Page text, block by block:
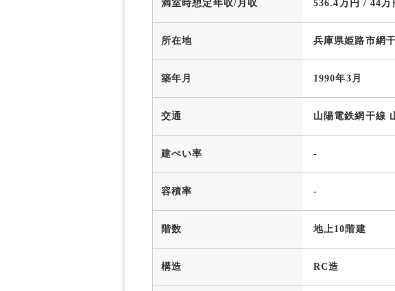
満室時想定年収/月収 536.4万円 / 44万
所在地 兵庫県姫路市網
築年月 1990年3月
交通 山陽電鉄網干線
建ぺい率 -
容積率 -
階数 地上10階建
構造 RC造